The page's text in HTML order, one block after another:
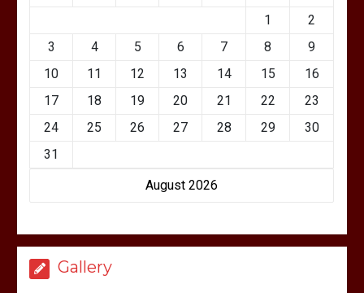
August 2026
1
2
3
4 5 6 7 8
9
10
11 12 13 14 15
16
17
18 19 20 21 22
23
24
25 26 27 28 29
30
31
Gallery